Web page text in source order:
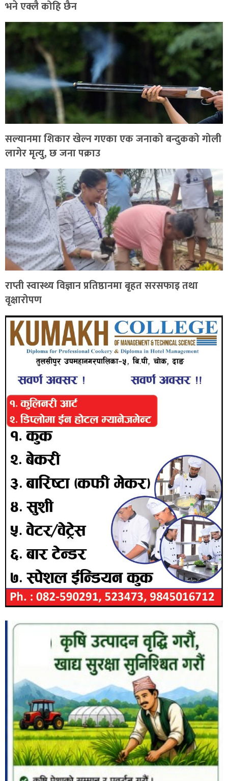
भने एक्लै कोहि छैन
सल्यानमा शिकार खेल्न गएका एक जनाको बन्दुकको गोली
लागेर मृत्यु, छ जना पक्राउ
राप्ती स्वास्थ्य विज्ञान प्रतिष्ठानमा बृहत सरसफाइ तथा
वृक्षारोपण